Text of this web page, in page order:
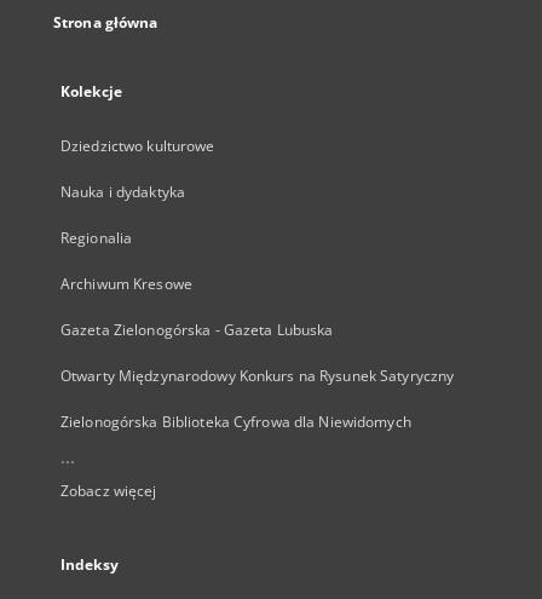
Strona główna
Kolekcje
Dziedzictwo kulturowe
Nauka i dydaktyka
Regionalia
Archiwum Kresowe
Gazeta Zielonogórska - Gazeta Lubuska
Otwarty Międzynarodowy Konkurs na Rysunek Satyryczny
Zielonogórska Biblioteka Cyfrowa dla Niewidomych
...
Zobacz więcej
Indeksy